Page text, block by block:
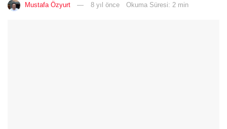
Mustafa Özyurt 8 yıl önce Okuma Süresi: 2 min